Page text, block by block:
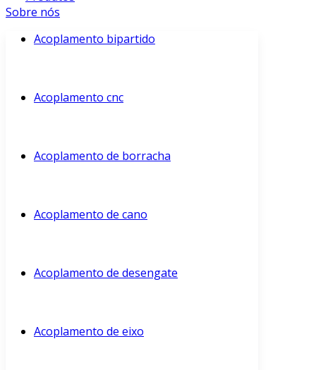
Sobre nós
Acoplamento bipartido
Acoplamento cnc
Acoplamento de borracha
Acoplamento de cano
Acoplamento de desengate
Acoplamento de eixo